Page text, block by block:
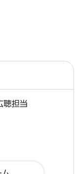
聴担当